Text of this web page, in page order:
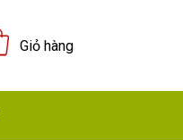
Giỏ hàng